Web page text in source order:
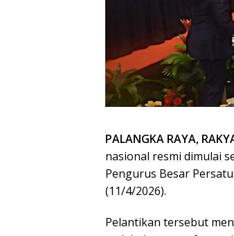
PALANGKA RAYA,
nasional resmi dimulai
Pengurus Besar
(11/4/2026).
Pelantikan tersebut